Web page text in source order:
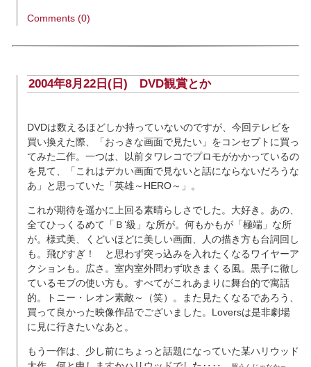
Comments (0)
2004年8月22日(日) DVD観賞とか
DVDは数えるほどしか持っていないのですが、今回テレビを
買い換えた際、「おっきな画面で見たい」をコンセプトに買っ
てみた二作。一つは、以前タワレコでプロモがかかっているの
を見て、「これはデカい画面で見ないと話にならないだろうな
あ」と思っていた「英雄～HERO～」。
これが期待を遥かに上回る素晴らしさでした。大好き。あの、
全てひっくるめて「Ｂ’級」な所が。何もかもが「極端」な所
が。様式美、くどいほどに美しい画面、人の描き方も台詞回し
も。飛びすぎ！ と思わず突っ込みを入れたくなるワイヤーア
クションも。広さ。室内室外問わず吹きまくる風。黒子に徹し
ているモブの使い方も。すべてがこれあまりに舞台的で寓話
的。トニー・レオン素敵～（笑）。また見たくなるであろう、
買って良かった映像作品でございました。Loversは是非劇場
に見に行きたいなあと。
もう一作は、少し前にちょっと話題になっていた某ハリウッド